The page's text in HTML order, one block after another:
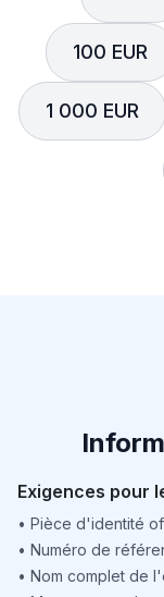
100 EUR
1 000 EUR
Exigences pour
• Pièce d'identité
• Numéro de
• Nom complet de